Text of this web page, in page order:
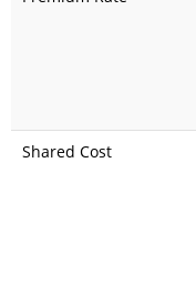
Shared Cost